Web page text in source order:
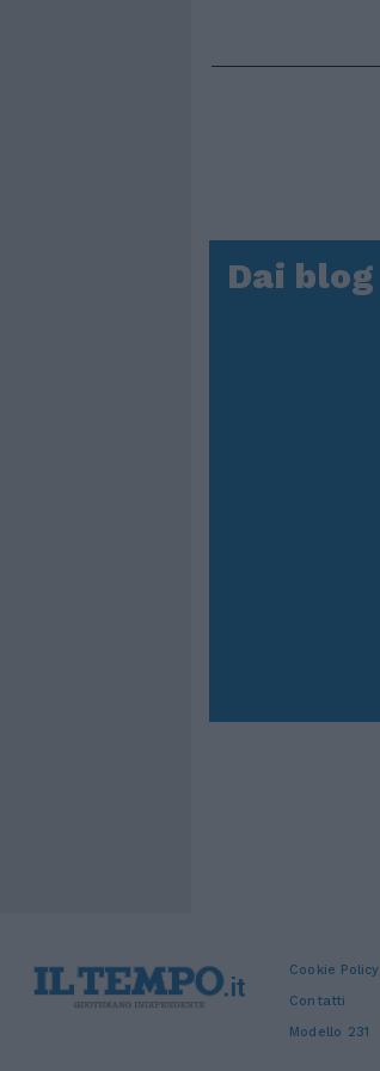
Dai blog
Cookie Policy
Contatti
Modello 231